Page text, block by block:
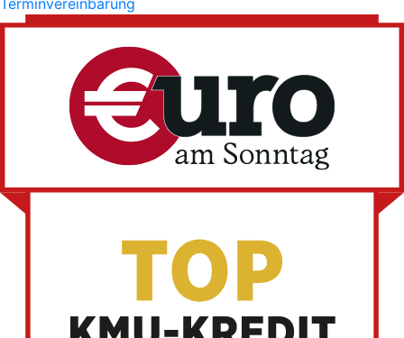
Terminvereinbarung